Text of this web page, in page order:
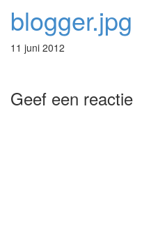
blogger.jpg
11 juni 2012
Geef een reactie